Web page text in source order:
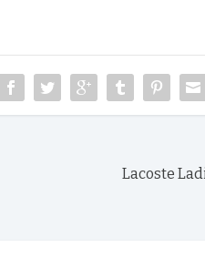
Lacoste